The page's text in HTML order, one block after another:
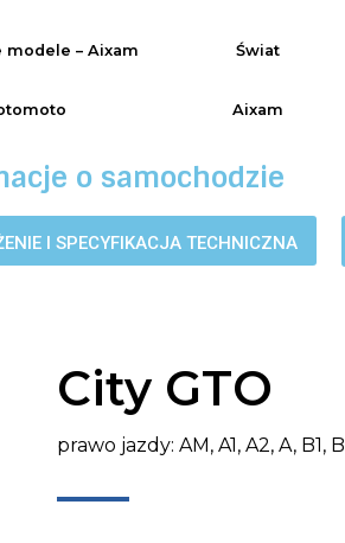
modele – Aixam Świat
Aixam
o samochodzie
I SPECYFIKACJA TECHNICZNA
City GTO
prawo jazdy: AM, A1, A2, A, B1,